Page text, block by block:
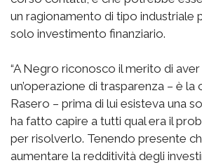
un ragionamento di tipo industriale
solo investimento finanziario.
“A Negro riconosco il merito di
un’operazione di trasparenza – è la
Rasero – prima di lui esisteva una
ha fatto capire a tutti qual era il
per risolverlo. Tenendo presente
aumentare la redditività degli